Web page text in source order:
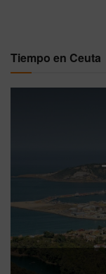
Tiempo en Ceuta